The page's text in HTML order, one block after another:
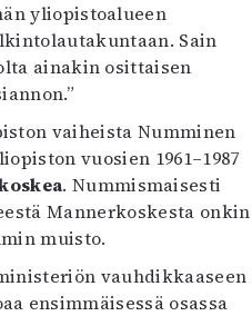
yliopistoalueen
Sain
ainakin osittaisen
vaiheista Numminen
vuosien 1961–1987
. Nummismaisesti
Mannerkoskesta onkin
muisto.
vauhdikkaaseen
ensimmäisessä osassa